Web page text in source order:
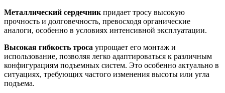
Металлический сердечник придает тросу высокую
прочность и долговечность, превосходя органические
аналоги, особенно в условиях интенсивной эксплуатации.
Высокая гибкость троса упрощает его монтаж и
использование, позволяя легко адаптироваться к различным
конфигурациям подъемных систем. Это особенно актуально в
ситуациях, требующих частого изменения высоты или угла
подъема.